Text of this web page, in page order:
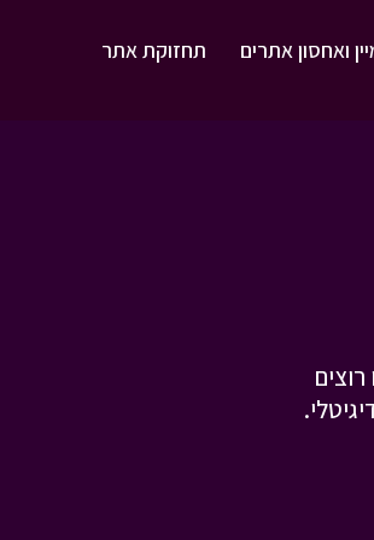
ואחסון אתרים תחזוקת אתר